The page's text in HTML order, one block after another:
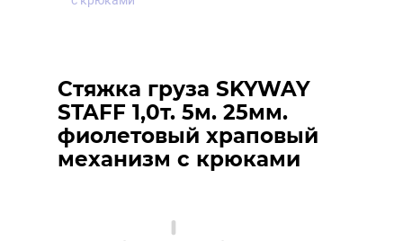
Стяжка груза SKYWAY
STAFF 1,0т. 5м. 25мм.
фиолетовый храповый
механизм с крюками